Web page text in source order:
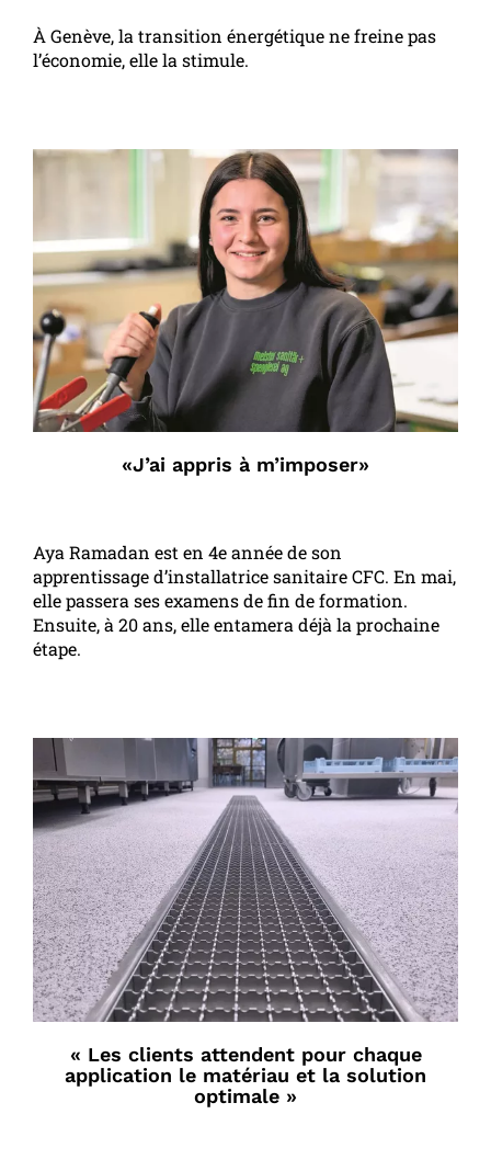
À Genève, la transition énergétique ne freine pas
l’économie, elle la stimule.
«J’ai appris à m’imposer»
Aya Ramadan est en 4e année de son
apprentissage d’installatrice sanitaire CFC. En mai,
elle passera ses examens de fin de formation.
Ensuite, à 20 ans, elle entamera déjà la prochaine
étape.
« Les clients attendent pour chaque
application le matériau et la solution
optimale »